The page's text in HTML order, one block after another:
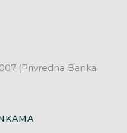
(Privredna Banka